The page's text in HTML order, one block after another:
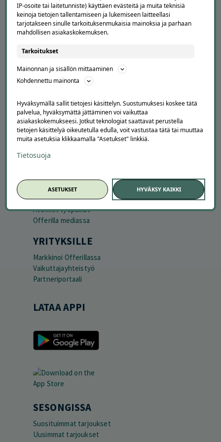
APUA JA NEUVOJA
Asiakaspalvelu
Kuinka Offerilla toimii
Usein kysytyt kysymykset
Suosittele Offerillaa
TUTUSTU MEIHIN
Ajankohtaista
Tilaa uutiskirje
Avoimet työpaikat
Offerilla mediassa
YRITYKSILLE
Markkinoi Offerillassa
Vaikuttajayhteistyö
Partneriportaali
LATAA APPI
SESONGISSA
Suosituimmat tarjoukset
Uusimmat tarjoukset
IP-osoite tai laitetunniste) käyttäen evästeitä ja muita teknisiä
keinoja tietojen tallentamiseen ja lukemiseen laitteellasi
tarjotakseen sinulle tarkoituksenmukaisia mainoksia ja parhaan
mahdollisen asiakaskokemuksen.
Tarkoitukset
Mainonnan ja sisällön mittaaminen
Kohdennettu mainonta
Hyväksymällä sallit tietojesi käsittelyn. Suostumuksesi koskee tätä
palvelua, hyväksymättä jättäminen voi vaikuttaa
asiakaskokemukseesi. Jotkut teknologiat saattavat perustella
tietojen käsittelyä oikeutetulla edulla, voit vastustaa tätä tai muuttaa
muita asetuksia klikkaamalla "Asetukset" linkkiä.
Tietosuoja
ASETUKSET HYVÄKSY KAIKKI